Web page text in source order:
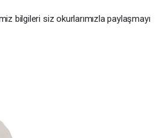
bilgileri siz okurlarımızla paylaşmayı